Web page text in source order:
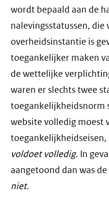
wordt bepaald aan de
nalevingsstatussen, die
overheidsinstantie is
toegankelijker maken
de wettelijke
waren er slechts twee
toegankelijkheidsnorm
website volledig moest
voldoet volledig. In
aangetoond dan was
niet.